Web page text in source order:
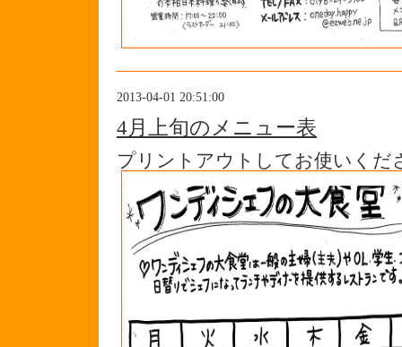
2013-04-01 20:51:00
4月上旬のメニュー表
プリントアウトしてお使いくだ